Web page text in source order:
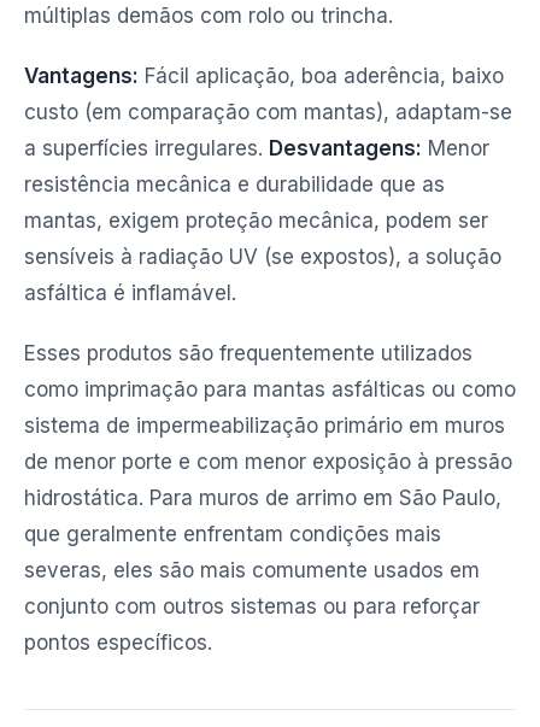
múltiplas demãos com rolo ou trincha.
Vantagens: Fácil aplicação, boa aderência, baixo
custo (em comparação com mantas), adaptam-se
a superfícies irregulares. Desvantagens: Menor
resistência mecânica e durabilidade que as
mantas, exigem proteção mecânica, podem ser
sensíveis à radiação UV (se expostos), a solução
asfáltica é inflamável.
Esses produtos são frequentemente utilizados
como imprimação para mantas asfálticas ou como
sistema de impermeabilização primário em muros
de menor porte e com menor exposição à pressão
hidrostática. Para muros de arrimo em São Paulo,
que geralmente enfrentam condições mais
severas, eles são mais comumente usados em
conjunto com outros sistemas ou para reforçar
pontos específicos.